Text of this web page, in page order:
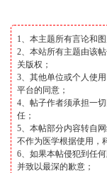
1、本主题所有言论和
2、本站所有主题由该
关版权；
3、其他单位或个人使
平台的同意；
4、帖子作者须承担一
任；
5、本帖部分内容转自
不作为医学根据使用，
6、如果本帖侵犯到任
并致以最深的歉意；